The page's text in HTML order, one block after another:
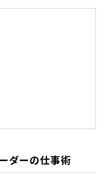
ダーの仕事術